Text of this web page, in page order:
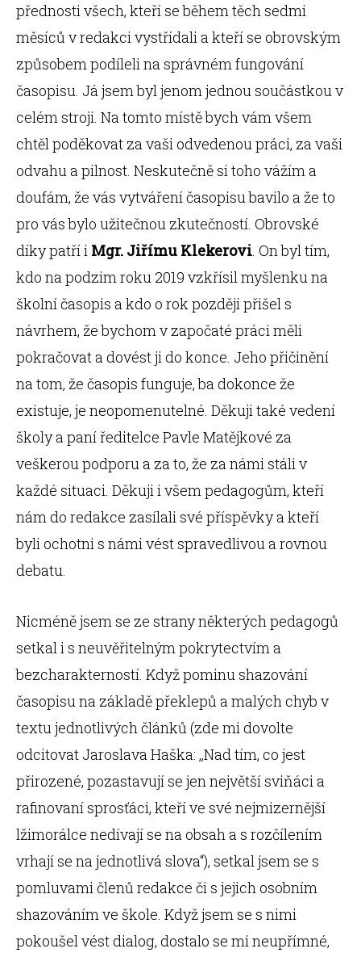
přednosti všech, kteří se během těch sedmi
měsíců v redakci vystřídali a kteří se obrovským
způsobem podíleli na správném fungování
časopisu. Já jsem byl jenom jednou součástkou v
celém stroji. Na tomto místě bych vám všem
chtěl poděkovat za vaši odvedenou práci, za vaši
odvahu a pilnost. Neskutečně si toho vážím a
doufám, že vás vytváření časopisu bavilo a že to
pro vás bylo užitečnou zkutečností. Obrovské
díky patří i Mgr. Jiřímu Klekerovi. On byl tím,
kdo na podzim roku 2019 vzkřísil myšlenku na
školní časopis a kdo o rok později přišel s
návrhem, že bychom v započaté práci měli
pokračovat a dovést ji do konce. Jeho přičinění
na tom, že časopis funguje, ba dokonce že
existuje, je neopomenutelné. Děkuji také vedení
školy a paní ředitelce Pavle Matějkové za
veškerou podporu a za to, že za námi stáli v
každé situaci. Děkuji i všem pedagogům, kteří
nám do redakce zasílali své příspěvky a kteří
byli ochotni s námi vést spravedlivou a rovnou
debatu.
Nicméně jsem se ze strany některých pedagogů
setkal i s neuvěřitelným pokrytectvím a
bezcharakterností. Když pominu shazování
časopisu na základě překlepů a malých chyb v
textu jednotlivých článků (zde mi dovolte
odcitovat Jaroslava Haška: ,,Nad tím, co jest
přirozené, pozastavují se jen největší sviňáci a
rafinovaní sprosťáci, kteří ve své nejmizernější
lžimorálce nedívají se na obsah a s rozčílením
vrhají se na jednotlivá slova“), setkal jsem se s
pomluvami členů redakce či s jejich osobním
shazováním ve škole. Když jsem se s nimi
pokoušel vést dialog, dostalo se mi neupřímné,